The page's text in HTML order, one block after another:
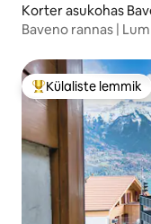
Korter asukohas
Baveno rannas |
Külaliste suur lemmik
Külaliste lemmik